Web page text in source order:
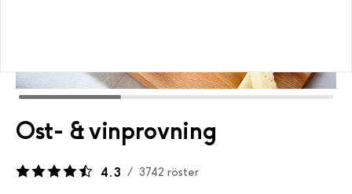
Ost- & vinprovning
4.3 / 3742 röster